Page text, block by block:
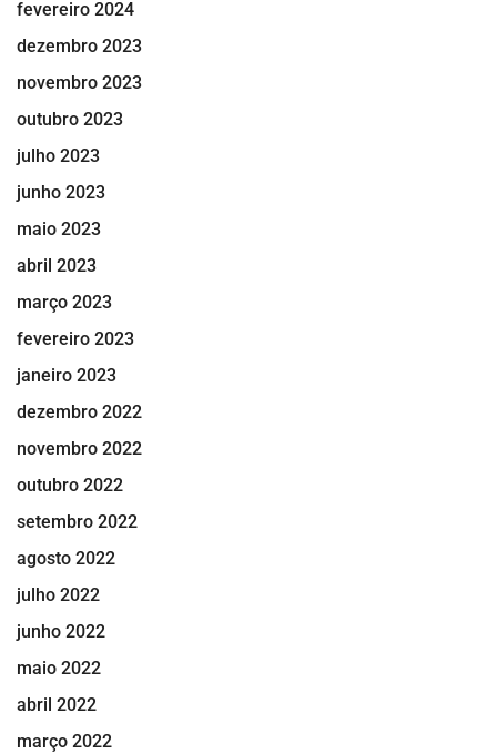
fevereiro 2024
dezembro 2023
novembro 2023
outubro 2023
julho 2023
junho 2023
maio 2023
abril 2023
março 2023
fevereiro 2023
janeiro 2023
dezembro 2022
novembro 2022
outubro 2022
setembro 2022
agosto 2022
julho 2022
junho 2022
maio 2022
abril 2022
março 2022